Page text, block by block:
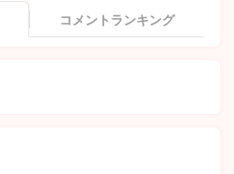
コメントランキング